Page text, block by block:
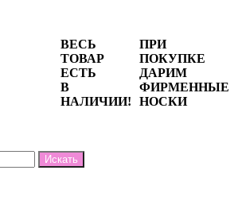
ВЕСЬ
ТОВАР
ЕСТЬ
В
НАЛИЧИИ!
ПРИ
ПОКУПКЕ
ДАРИМ
ФИРМЕННЫЕ
НОСКИ